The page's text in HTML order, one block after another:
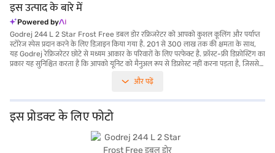
इस उत्पाद के बारे में
Powered by
Godrej 244 L 2 Star Frost Free डबल डोर रफ्रिजरेटर को आपको कुशल कूलिंग और पर्याप्त
स्टोरेज स्पेस प्रदान करने के लिए डिज़ाइन किया गया है. 201 से 300 लाख तक की क्षमता के साथ,
यह Godrej रेफ्रिजरेटर छोटे से मध्यम आकार के परिवारों के लिए परफेक्ट है. फ्रॉस्ट-फ्री डिफ्रोस्टिंग का
प्रकार यह सुनिश्चित करता है कि आपको यूनिट को मैनुअल रूप से डिफ्रोस्ट नहीं करना पड़ता है, जिससे
लंबे समय तक ताज़ा रहता है. स्टाइलिश fossil स्टील कलर में तैयार, यह रेफ्रिजरेटर किसी भी
सुविधा और उपयोग में आसानी के लिए भी डिज़ाइन किया गया है. Godrej 244 L 2 Star Frost
Free डबल डोर रफ्रिजरेटर के बारे में सभी आवश्यक जानकारी प्राप्त करें. अपना पसंदीदा वेरिएंट चुनने
के बाद, आप बजाज मॉल पर रेफ्रिजरेटर देख सकते हैं और इसे बजाज फाइनेंस पार्टनर स्टोर से खरीद
सकते हैं. कुछ चरणों में अपनी योग्यता चेक करें और बिना किसी फाइनेंशियल तनाव के अपने पसंदीदा
और पढ़ें
इस प्रोडक्ट के लिए फोटो